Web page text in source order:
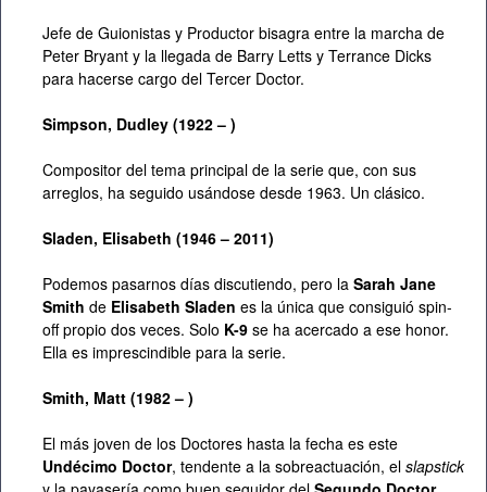
Jefe de Guionistas y Productor bisagra entre la marcha de
Peter Bryant y la llegada de Barry Letts y Terrance Dicks
para hacerse cargo del Tercer Doctor.
Simpson, Dudley (1922 – )
Compositor del tema principal de la serie que, con sus
arreglos, ha seguido usándose desde 1963. Un clásico.
Sladen, Elisabeth (1946 – 2011)
Podemos pasarnos días discutiendo, pero la Sarah Jane
Smith de Elisabeth Sladen es la única que consiguió spin-
off propio dos veces. Solo K-9 se ha acercado a ese honor.
Ella es imprescindible para la serie.
Smith, Matt (1982 – )
El más joven de los Doctores hasta la fecha es este
Undécimo Doctor, tendente a la sobreactuación, el slapstick